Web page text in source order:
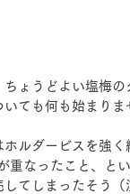
ちょうどよい塩梅
ても何も始まりま
ルダービスを強く
重なったこと、と
てしまったそう（